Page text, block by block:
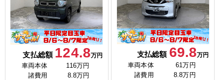
支払総額 124.8万円
車両本体
116万円
諸費用
8.8万円
支払総額 69.8万円
車両本体
61万円
諸費用
8.8万円